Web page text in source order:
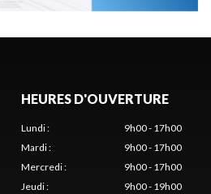
HEURES D'OUVERTURE
Lundi:
9h00 - 17h00
Mardi:
9h00 - 17h00
Mercredi:
9h00 - 17h00
Jeudi: 9h00 - 19h00